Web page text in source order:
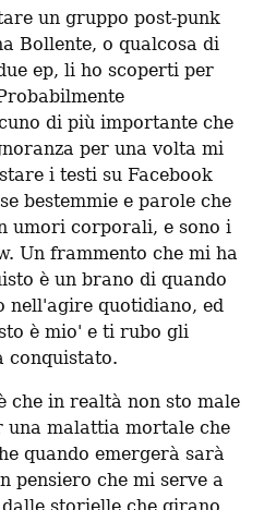
un gruppo post-punk
Bollente, o qualcosa di
ep, li ho scoperti per
di più importante che
per una volta mi
i testi su Facebook
bestemmie e parole che
umori corporali, e sono i
Un frammento che mi ha
è un brano di quando
nell'agire quotidiano, ed
è mio' e ti rubo gli
conquistato.
che in realtà non sto male
una malattia mortale che
quando emergerà sarà
pensiero che mi serve a